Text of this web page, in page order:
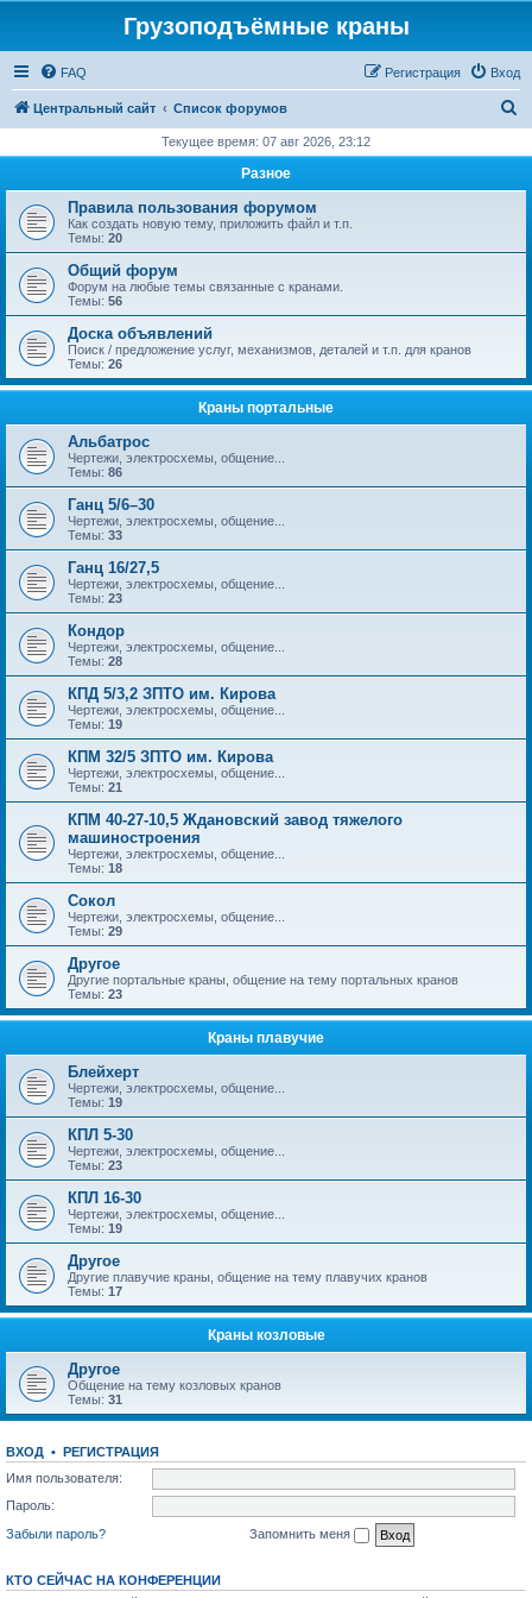
Грузоподъёмные краны
FAQ Вход
Регистрация
Центральный сайт Список форумов
с
Текущее время: 07 авг 2026, 23:12
Разное
Правила пользования форумом
Как создать новую тему, приложить файл и т.п.
Темы: 20
Общий форум
Форум на любые темы связанные с кранами.
Темы: 56
Доска объявлений
Поиск / предложение услуг, механизмов, деталей и т.п. для кранов
Темы: 26
Краны портальные
Альбатрос
Чертежи, электросхемы, общение...
Темы: 86
Ганц 5/6–30
Чертежи, электросхемы, общение...
Темы: 33
Ганц 16/27,5
Чертежи, электросхемы, общение...
Темы: 23
Кондор
Чертежи, электросхемы, общение...
Темы: 28
КПД 5/3,2 ЗПТО им. Кирова
Чертежи, электросхемы, общение...
Темы: 19
КПМ 32/5 ЗПТО им. Кирова
Чертежи, электросхемы, общение...
Темы: 21
КПМ 40-27-10,5 Ждановский завод тяжелого
машиностроения
Чертежи, электросхемы, общение...
Темы: 18
Сокол
Чертежи, электросхемы, общение...
Темы: 29
Другое
Другие портальные краны, общение на тему портальных кранов
Темы: 23
Краны плавучие
Блейхерт
Чертежи, электросхемы, общение...
Темы: 19
КПЛ 5-30
Чертежи, электросхемы, общение...
Темы: 23
КПЛ 16-30
Чертежи, электросхемы, общение...
Темы: 19
Другое
Другие плавучие краны, общение на тему плавучих кранов
Темы: 17
Краны козловые
Другое
Общение на тему козловых кранов
Темы: 31
ВХОД • РЕГИСТРАЦИЯ
Имя пользователя:
Пароль:
Забыли пароль?
Запомнить меня
КТО СЕЙЧАС НА КОНФЕРЕНЦИИ